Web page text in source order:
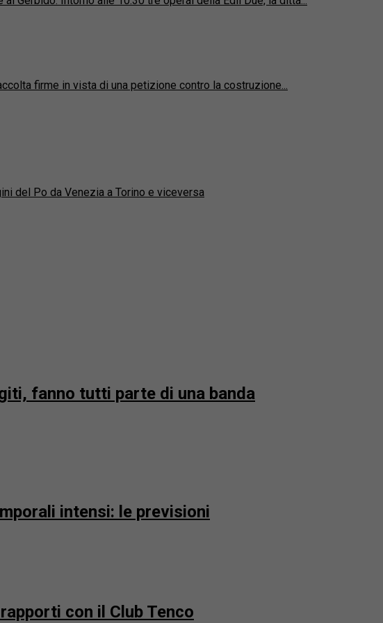
firme in vista di una petizione contro la costruzione...
del Po da Venezia a Torino e viceversa
fanno tutti parte di una banda
intensi: le previsioni
con il Club Tenco